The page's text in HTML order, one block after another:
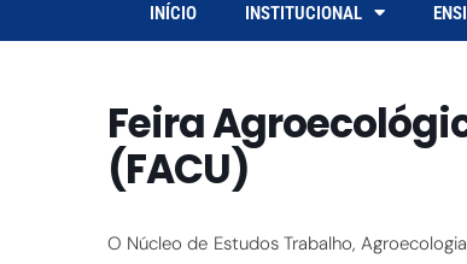
INÍCIO INSTITUCIONAL
Feira
(FACU)
O Núcleo de Estudos Trabalho,